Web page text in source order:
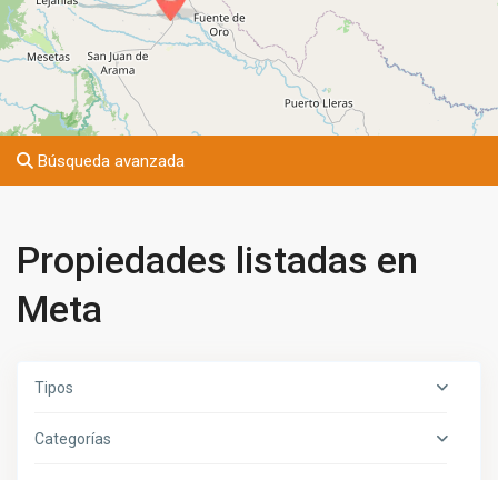
Búsqueda avanzada
Propiedades listadas en
Meta
Tipos
Categorías